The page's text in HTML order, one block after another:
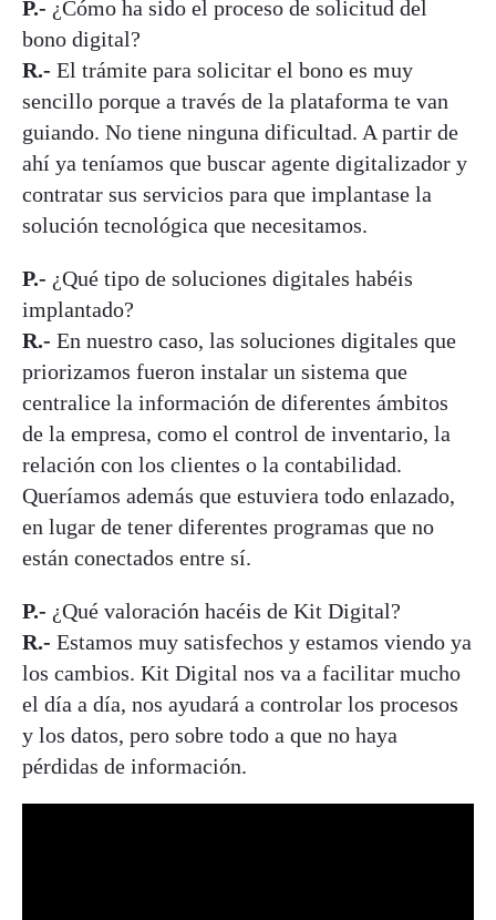
P.- ¿Cómo ha sido el proceso de solicitud del
bono digital?
R.- El trámite para solicitar el bono es muy
sencillo porque a través de la plataforma te van
guiando. No tiene ninguna dificultad. A partir de
ahí ya teníamos que buscar agente digitalizador y
contratar sus servicios para que implantase la
solución tecnológica que necesitamos.
P.- ¿Qué tipo de soluciones digitales habéis
implantado?
R.- En nuestro caso, las soluciones digitales que
priorizamos fueron instalar un sistema que
centralice la información de diferentes ámbitos
de la empresa, como el control de inventario, la
relación con los clientes o la contabilidad.
Queríamos además que estuviera todo enlazado,
en lugar de tener diferentes programas que no
están conectados entre sí.
P.- ¿Qué valoración hacéis de Kit Digital?
R.- Estamos muy satisfechos y estamos viendo ya
los cambios. Kit Digital nos va a facilitar mucho
el día a día, nos ayudará a controlar los procesos
y los datos, pero sobre todo a que no haya
pérdidas de información.